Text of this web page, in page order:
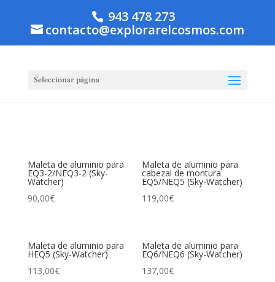
943 478 273
contacto@explorarelcosmos.com
Seleccionar página
Maleta de aluminio para
EQ3-2/NEQ3-2 (Sky-
Watcher)
90,00€
Maleta de aluminio para
cabezal de montura
EQ5/NEQ5 (Sky-Watcher)
119,00€
Maleta de aluminio para
HEQ5 (Sky-Watcher)
113,00€
Maleta de aluminio para
EQ6/NEQ6 (Sky-Watcher)
137,00€